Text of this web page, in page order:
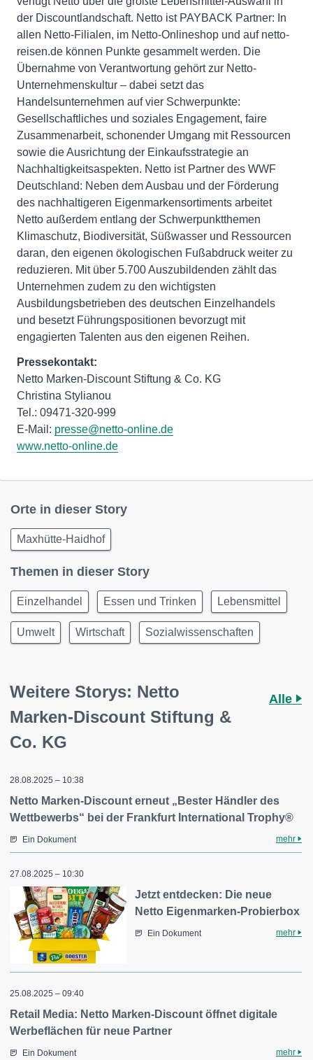
der Discountlandschaft. Netto ist PAYBACK Partner: In
allen Netto-Filialen, im Netto-Onlineshop und auf netto-
reisen.de können Punkte gesammelt werden. Die
Übernahme von Verantwortung gehört zur Netto-
Unternehmenskultur – dabei setzt das
Handelsunternehmen auf vier Schwerpunkte:
Gesellschaftliches und soziales Engagement, faire
Zusammenarbeit, schonender Umgang mit Ressourcen
sowie die Ausrichtung der Einkaufsstrategie an
Nachhaltigkeitsaspekten. Netto ist Partner des WWF
Deutschland: Neben dem Ausbau und der Förderung
des nachhaltigeren Eigenmarkensortiments arbeitet
Netto außerdem entlang der Schwerpunktthemen
Klimaschutz, Biodiversität, Süßwasser und Ressourcen
daran, den eigenen ökologischen Fußabdruck weiter zu
reduzieren. Mit über 5.700 Auszubildenden zählt das
Unternehmen zudem zu den wichtigsten
Ausbildungsbetrieben des deutschen Einzelhandels
und besetzt Führungspositionen bevorzugt mit
engagierten Talenten aus den eigenen Reihen.
Pressekontakt:
Netto Marken-Discount Stiftung & Co. KG
Christina Stylianou
Tel.: 09471-320-999
E-Mail: presse@netto-online.de
www.netto-online.de
Orte in dieser Story
Maxhütte-Haidhof
Themen in dieser Story
Einzelhandel Essen und Trinken Lebensmittel
Umwelt Wirtschaft Sozialwissenschaften
Weitere Storys: Netto
Marken-Discount Stiftung &
Co. KG
Alle
28.08.2025 – 10:38
Netto Marken-Discount erneut „Bester Händler des
Wettbewerbs“ bei der Frankfurt International Trophy®
Ein Dokument mehr
27.08.2025 – 10:30
Jetzt entdecken: Die neue
Netto Eigenmarken-Probierbox
Ein Dokument mehr
25.08.2025 – 09:40
Retail Media: Netto Marken-Discount öffnet digitale
Werbeflächen für neue Partner
Ein Dokument mehr